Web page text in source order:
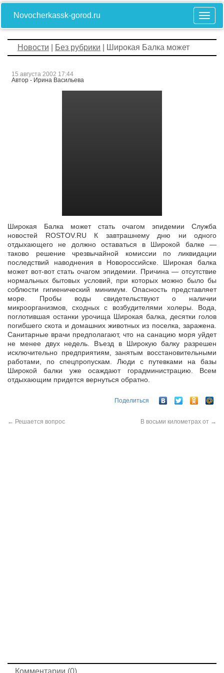
Novocherkassk-gorod.ru
Новости Без рубрики | Широкая Балка может
15 августа 2002 17:44
Автор - Ирина Васильева
Широкая Балка может стать очагом эпидемии Служба
новостей ROSTOV.RU К завтрашнему дню ни одного
отдыхающего не должно оставаться в Широкой балке —
таково решение чрезвычайной комиссии по ликвидации
последствий наводнения в Новороссийске. Широкая балка
может вот-вот стать очагом эпидемии. Причина — отсутствие
нормальных бытовых условий, при которых можно было бы
соблюсти гигиенический минимум. Опасность представляет
море. Пробы воды свидетельствуют о наличии
микроорганизмов, сходных с возбудителями холеры. Вода,
поглотившая останки урочища Широкая балка, десятки голов
погибшего скота и домашних животных из поселка, заражена.
Санитарные врачи предполагают, что на санацию моря уйдет
не менее двух недель. Въезд в Широкую балку разрешен
исключительно предприятиям, занятым восстановительными
работами, по спецпропускам. Люди с путевками на базы
Широкой балки уже осаждают горадминистрацию. Всем
отдыхающим придется вернуться обратно.
Поделиться
← Решается вопрос В восьми километрах от →